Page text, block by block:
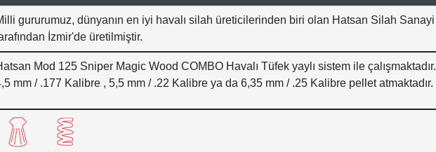
gururumuz, dünyanın en iyi havalı silah üreticilerinden biri olan Hatsan Silah Sanayi
İzmir'de üretilmiştir.
Mod 125 Sniper Magic Wood COMBO Havalı Tüfek yaylı sistem ile çalışmaktadır.
mm / .177 Kalibre , 5,5 mm / .22 Kalibre ya da 6,35 mm / .25 Kalibre pellet atmaktadır.